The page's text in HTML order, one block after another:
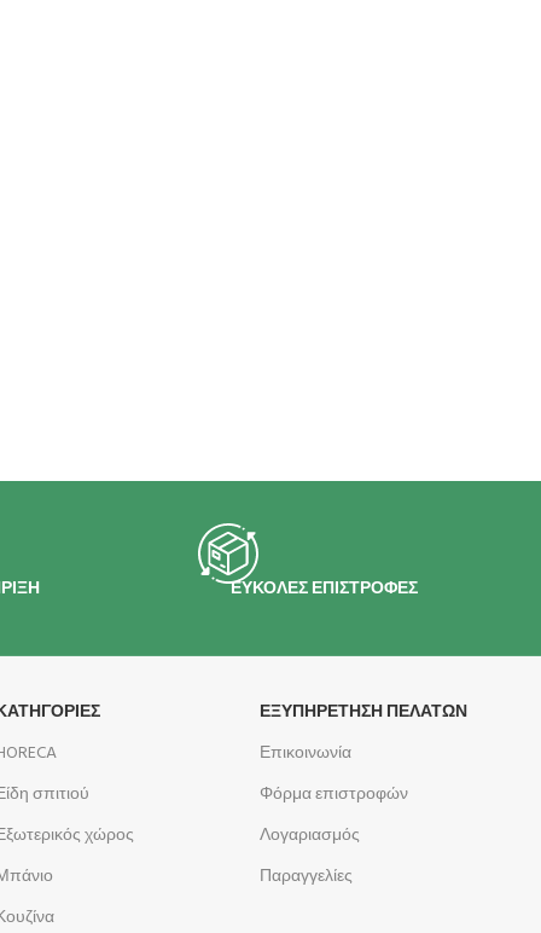
ΕΥΚΟΛΕΣ ΕΠΙΣΤΡΟΦΕΣ
σπιτιού
χώρος
ΕΞΥΠΗΡΕΤΗΣΗ ΠΕΛΑΤΩΝ
Επικοινωνία
Φόρμα επιστροφών
Λογαριασμός
Παραγγελίες